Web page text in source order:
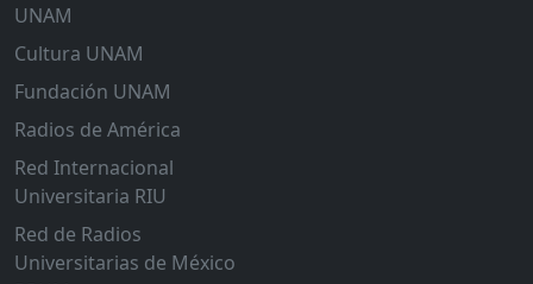
UNAM
Cultura UNAM
Fundación UNAM
Radios de América
Red Internacional
Universitaria RIU
Red de Radios
Universitarias de México